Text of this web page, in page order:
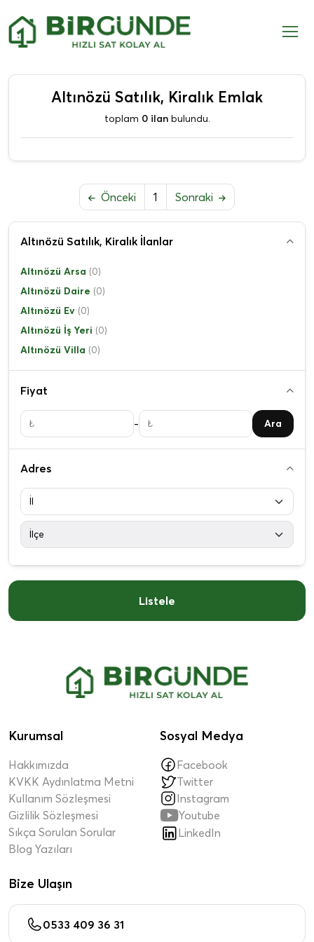
Altınözü Satılık, Kiralık İlanlar
Altınözü Arsa (0)
Altınözü Daire (0)
Altınözü Ev (0)
Altınözü İş Yeri (0)
Altınözü Villa (0)
Fiyat
- Ara
Adres
Listele
Altınözü Satılık, Kiralık Emlak
toplam 0 ilanbulundu.
Önceki 1 Sonraki
Kurumsal
Hakkımızda
KVKK Aydınlatma Metni
Kullanım Sözleşmesi
Gizlilik Sözleşmesi
Sıkça Sorulan Sorular
Blog Yazıları
Sosyal Medya
Facebook
Twitter
Instagram
Youtube
LinkedIn
Bize Ulaşın
0533 409 36 31